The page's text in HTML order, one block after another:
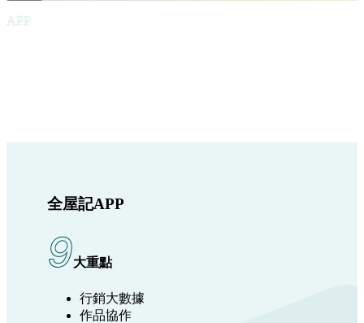
APP
全屋記APP
9大重點
行銷大數據
作品協作